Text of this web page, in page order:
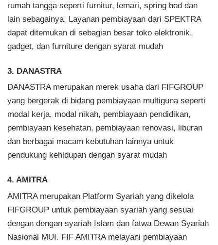
rumah tangga seperti furnitur, lemari, spring bed dan
lain sebagainya. Layanan pembiayaan dari SPEKTRA
dapat ditemukan di sebagian besar toko elektronik,
gadget, dan furniture dengan syarat mudah
3. DANASTRA
DANASTRA merupakan merek usaha dari FIFGROUP
yang bergerak di bidang pembiayaan multiguna seperti
modal kerja, modal nikah, pembiayaan pendidikan,
pembiayaan kesehatan, pembiayaan renovasi, liburan
dan berbagai macam kebutuhan lainnya untuk
pendukung kehidupan dengan syarat mudah
4. AMITRA
AMITRA merupakan Platform Syariah yang dikelola
FIFGROUP untuk pembiayaan syariah yang sesuai
dengan dengan syariah Islam dan fatwa Dewan Syariah
Nasional MUI. FIF AMITRA melayani pembiayaan